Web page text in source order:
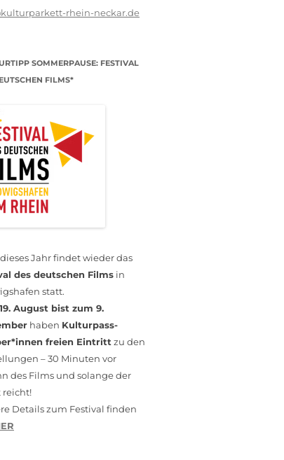
rhein-neckar.de
SOMMERPAUSE: FESTIVAL
FILMS*
Jahr findet wieder das
des deutschen Films in
statt.
August bist zum 9.
haben Kulturpass-
freien Eintritt zu den
– 30 Minuten vor
des Films und solange der
reicht!
Details zum Festival finden